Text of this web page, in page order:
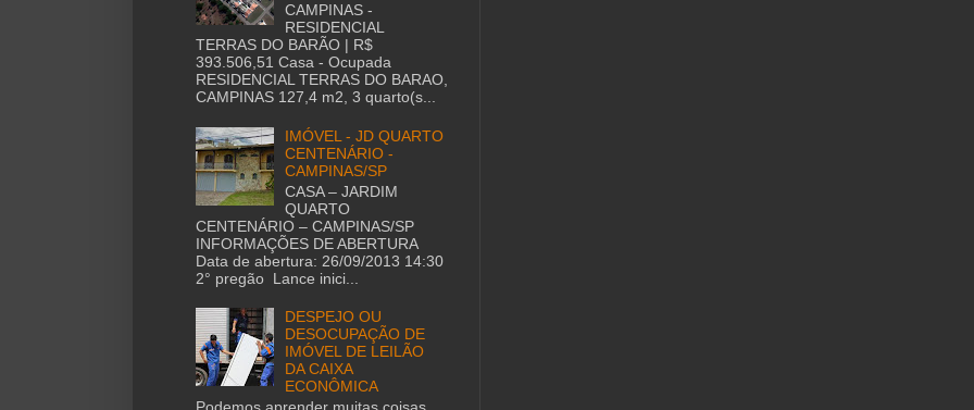
CAMPINAS -
RESIDENCIAL
TERRAS DO BARÃO | R$
393.506,51 Casa - Ocupada
RESIDENCIAL TERRAS DO BARAO,
CAMPINAS 127,4 m2, 3 quarto(s...
IMÓVEL - JD QUARTO
CENTENÁRIO -
CAMPINAS/SP
CASA – JARDIM
QUARTO
CENTENÁRIO – CAMPINAS/SP
INFORMAÇÕES DE ABERTURA
Data de abertura: 26/09/2013 14:30
2° pregão Lance inici...
DESPEJO OU
DESOCUPAÇÃO DE
IMÓVEL DE LEILÃO
DA CAIXA
ECONÔMICA